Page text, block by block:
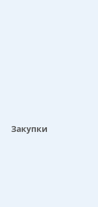
Закупки